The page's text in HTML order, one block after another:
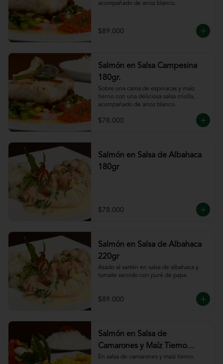
acompañado de arroz blanco.
$89.000
Salmón en Salsa Campesina
180gr.
Sobre una cama de espinacas y maíz
tierno con una deliciosa salsa criolla,
acompañado de arroz blanco.
$78.000
Salmón en Salsa de Albahaca
180gr
$78.000
Salmón en Salsa de Albahaca
220gr
Asado al sartén en salsa de albahaca y
tomate servido con puré de papa.
$89.000
Salmón en Salsa de
Camarones y Maíz Tierno
180gr
En salsa de camarones y maíz tierno.